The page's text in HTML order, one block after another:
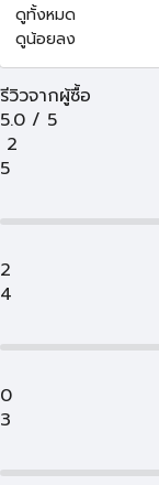
ดูทั้งหมด
ดูน้อยลง
รีวิวจากผู้ซื้อ
5.0 / 5
2
5
2
4
0
3